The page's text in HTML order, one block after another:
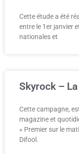
Cette étude a été
entre le 1er janvier
nationales et
Skyrock –
Cette campagne,
magazine et
« Premier sur le
Difool.